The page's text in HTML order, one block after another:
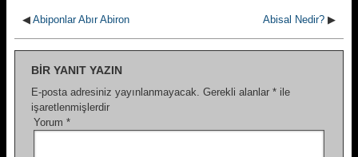
◀ Abiponlar Abır Abiron Abisal Nedir? ▶
BIR YANIT YAZIN
E-posta adresiniz yayınlanmayacak. Gerekli alanlar * ile
işaretlenmişlerdir
Yorum *